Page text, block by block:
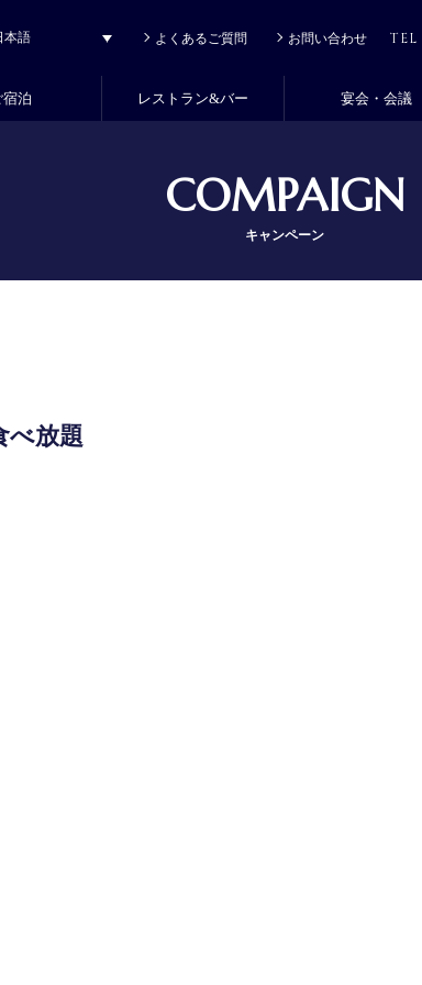
TEL
宿泊 レストラン&バー 宴会・会議
よくあるご質問 お問い合わせ
COMPAIGN
キャンペーン
べ放題